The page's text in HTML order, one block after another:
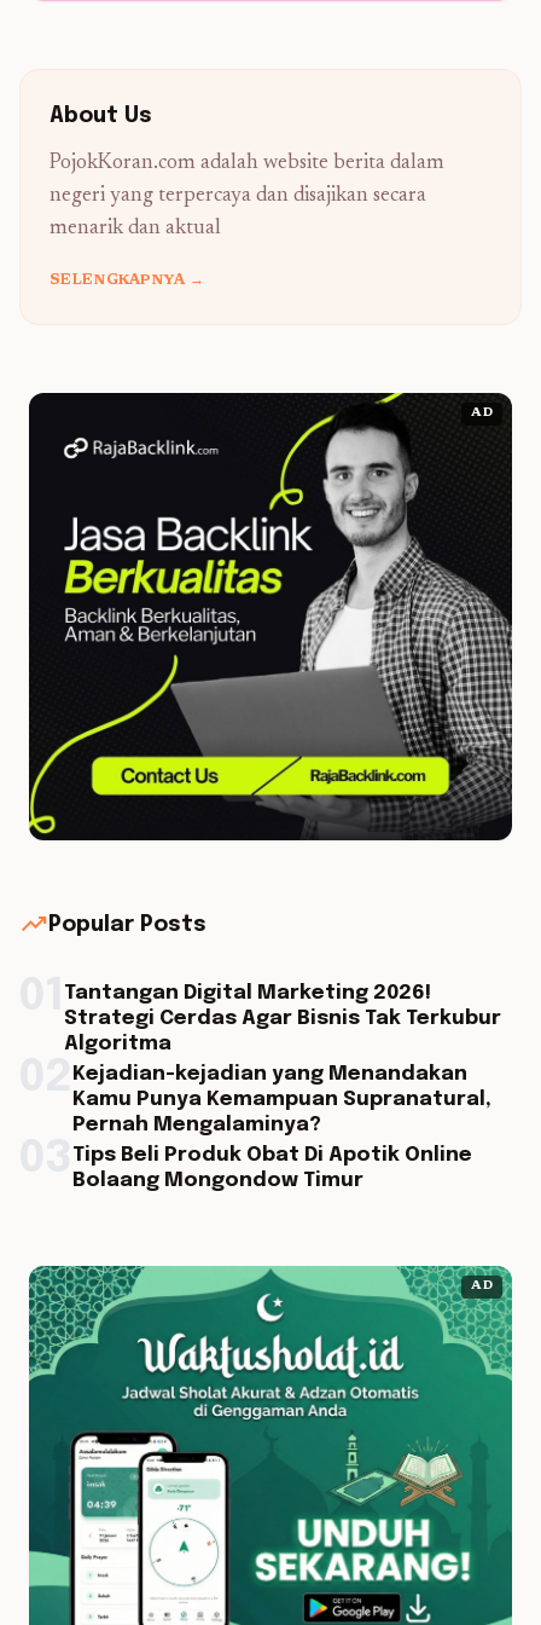
About Us
PojokKoran.com adalah website berita dalam
negeri yang terpercaya dan disajikan secara
menarik dan aktual
SELENGKAPNYA →
AD
trending_up Popular Posts
Tantangan Digital Marketing 2026!
Strategi Cerdas Agar Bisnis Tak Terkubur
Algoritma
Kejadian-kejadian yang Menandakan
Kamu Punya Kemampuan Supranatural,
Pernah Mengalaminya?
Tips Beli Produk Obat Di Apotik Online
Bolaang Mongondow Timur
AD